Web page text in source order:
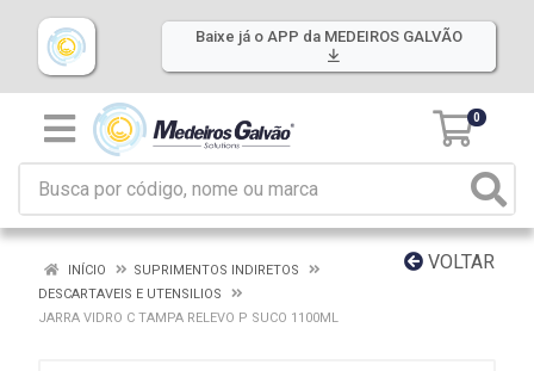
Baixe já o APP da MEDEIROS GALVÃO
0
VOLTAR
INÍCIO
SUPRIMENTOS INDIRETOS
DESCARTAVEIS E UTENSILIOS
JARRA VIDRO C TAMPA RELEVO P SUCO 1100ML